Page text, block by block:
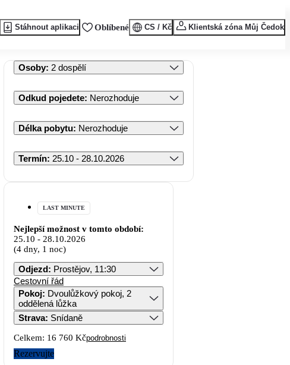
Stáhnout aplikaci Oblíbené CS / Kč Klientská zóna Můj Čedok
Osoby: 2 dospělí
Odkud pojedete: Nerozhoduje
Délka pobytu: Nerozhoduje
Termín: 25.10 - 28.10.2026
LAST MINUTE
Nejlepší možnost v tomto období:
25.10 - 28.10.2026
(4 dny, 1 noc)
Odjezd: Prostějov, 11:30
Cestovní řád
Pokoj: Dvoulůžkový pokoj, 2
oddělená lůžka
Strava: Snídaně
Celkem: 16 760 Kčpodrobnosti
Rezervujte